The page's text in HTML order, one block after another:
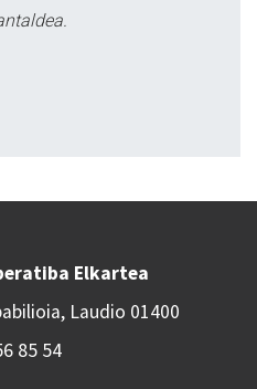
Elkartea
Laudio 01400
85 54